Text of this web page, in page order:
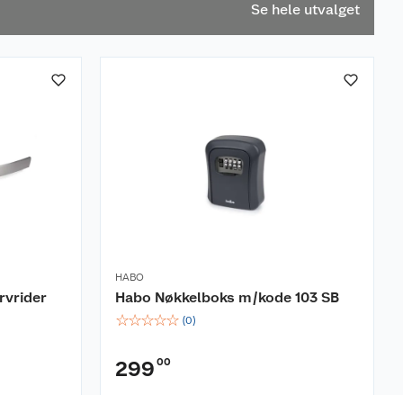
Se hele utvalget
HABO
Habo Nøkkelboks m/kode 103 SB
☆☆☆☆☆ (0)
299 00